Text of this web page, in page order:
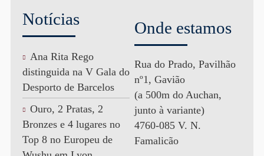
Notícias
Ana Rita Rego
distinguida na V Gala do
Desporto de Barcelos
Ouro, 2 Pratas, 2
Bronzes e 4 lugares no
Top 8 no Europeu de
Onde estamos
Rua do Prado, Pavilhão
nº1, Gavião
(a 500m do Auchan,
junto à variante)
4760-085 V. N.
Famalicão